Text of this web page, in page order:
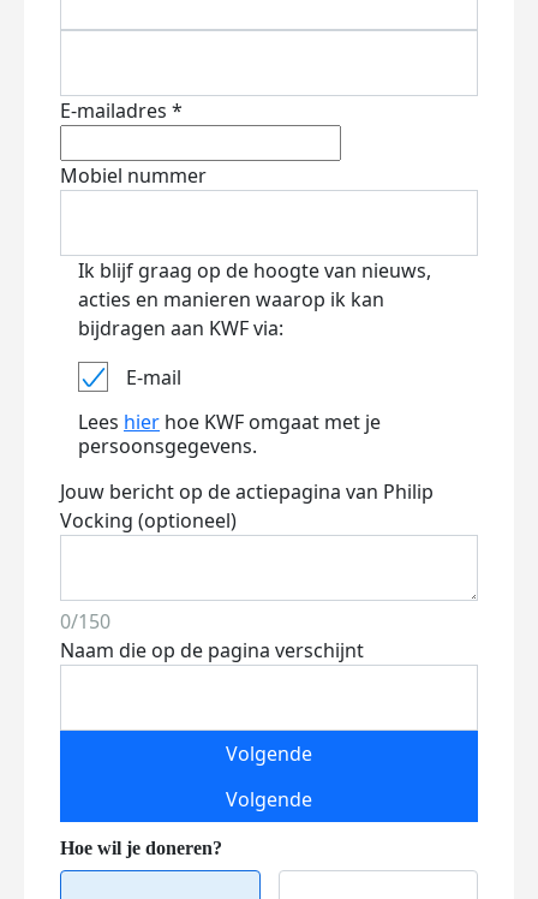
E-mailadres *
Mobiel nummer
Ik blijf graag op de hoogte van nieuws,
acties en manieren waarop ik kan
bijdragen aan KWF via:
E-mail
Lees hier hoe KWF omgaat met je
persoonsgegevens.
Jouw bericht op de actiepagina van Philip
Vocking (optioneel)
0/150
Naam die op de pagina verschijnt
Volgende
Volgende